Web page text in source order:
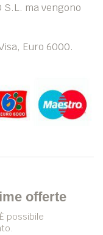
S.L. ma vengono
Euro 6000.
offerte
possibile